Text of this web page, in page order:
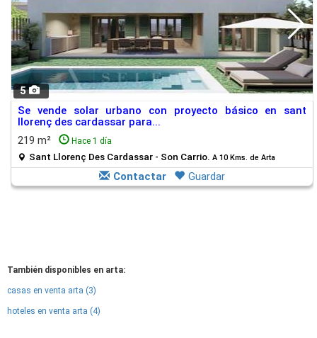
5
Se vende solar urbano con proyecto básico en sant
llorenç des cardassar para...
219 m²
Hace 1 día
Sant Llorenç Des Cardassar - Son Carrio. A 10 Kms. de Arta
Contactar Guardar
También disponibles en arta:
casas en venta arta (3)
hoteles en venta arta (4)